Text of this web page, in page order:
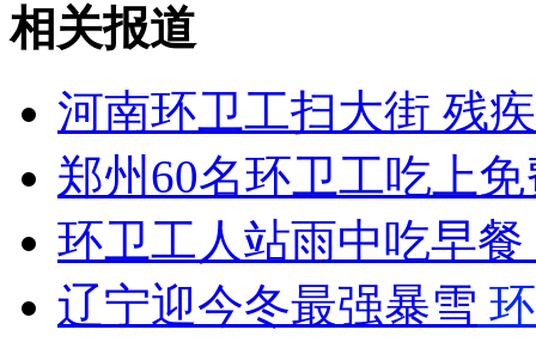
山西运城恶犬咬伤多人 警民合力深夜将其击毙
女孩北京地铁殴打老人 痛下狠手拳打脚踢
无痛分娩是否安全 医生回应
外交部：反对强权政治霸凌主义
相关报道
河南环卫工扫大街 残
郑州60名环卫工吃上
环卫工人站雨中吃早
辽宁迎今冬最强暴雪